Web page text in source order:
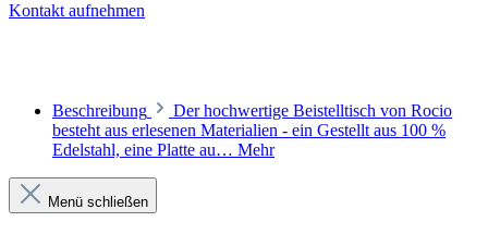
Kontakt aufnehmen
Beschreibung
Der hochwertige Beistelltisch von Rocio
besteht aus erlesenen Materialien - ein Gestellt aus 100 %
Edelstahl, eine Platte au… Mehr
Menü schließen